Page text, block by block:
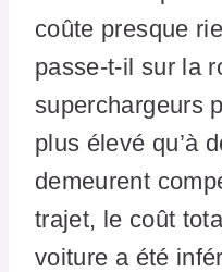
coûte presque
passe-t-il sur la
superchargeurs
plus élevé qu’à
demeurent
trajet, le coût
voiture a été